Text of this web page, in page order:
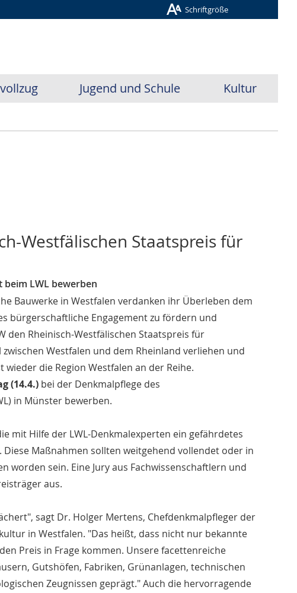
Schriftgröße
Jugend und Schule Kultur
Westfälischen Staatspreis für
LWL bewerben
Bauwerke in Westfalen verdanken ihr Überleben dem
bürgerschaftliche Engagement zu fördern und
den Rheinisch-Westfälischen Staatspreis für
Westfalen und dem Rheinland verliehen und
die Region Westfalen an der Reihe.
(14.4.)bei der Denkmalpflege des
in Münster bewerben.
mit Hilfe der LWL-Denkmalexperten ein gefährdetes
Maßnahmen sollten weitgehend vollendet oder in
worden sein. Eine Jury aus Fachwissenschaftlern und
aus.
sagt Dr. Holger Mertens, Chefdenkmalpfleger der
in Westfalen. "Das heißt, dass nicht nur bekannte
Preis in Frage kommen. Unsere facettenreiche
Gutshöfen, Fabriken, Grünanlagen, technischen
Zeugnissen geprägt." Auch die hervorragende